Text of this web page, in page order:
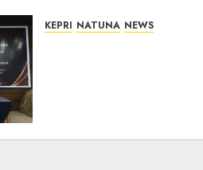
KEPRI NATUNA NEWS
07/08/2026 0